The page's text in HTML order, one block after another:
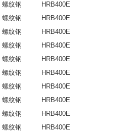
螺纹钢
HRB400E
螺纹钢
HRB400E
螺纹钢
HRB400E
螺纹钢
HRB400E
螺纹钢
HRB400E
螺纹钢
HRB400E
螺纹钢
HRB400E
螺纹钢
HRB400E
螺纹钢
HRB400E
螺纹钢
HRB400E